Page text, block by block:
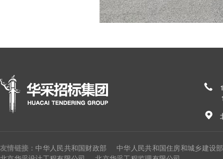
友情链接： 中华人民共和国财政部
中华人民共和国住房和城乡建设部